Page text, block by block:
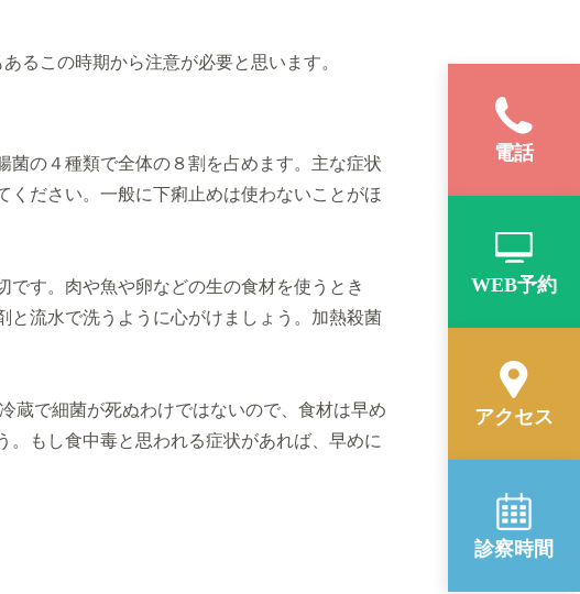
るこの時期から注意が必要と思います。
菌の４種類で全体の８割を占めます。 主な症状
ください。 一般に下痢止めは使わないことがほ
です。 肉や魚や卵などの生の食材を使うとき
と流水で洗うように心がけましょう。加熱殺菌
冷蔵で細菌が死ぬわけではないので、食材は早め
。 もし食中毒と思われる症状があれば、 早めに
電話
WEB予約
アクセス
診察時間